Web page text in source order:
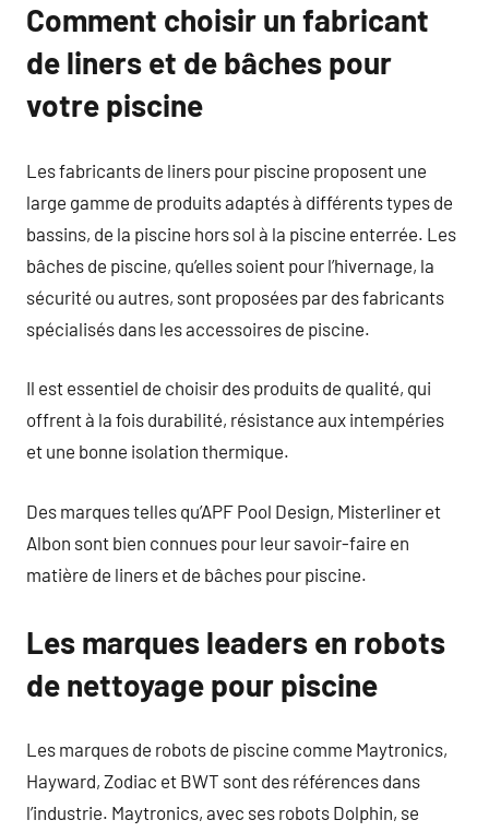
Comment choisir un fabricant
de liners et de bâches pour
votre piscine
Les fabricants de liners pour piscine proposent une
large gamme de produits adaptés à différents types de
bassins, de la piscine hors sol à la piscine enterrée. Les
bâches de piscine, qu’elles soient pour l’hivernage, la
sécurité ou autres, sont proposées par des fabricants
spécialisés dans les accessoires de piscine.
Il est essentiel de choisir des produits de qualité, qui
offrent à la fois durabilité, résistance aux intempéries
et une bonne isolation thermique.
Des marques telles qu’APF Pool Design, Misterliner et
Albon sont bien connues pour leur savoir-faire en
matière de liners et de bâches pour piscine.
Les marques leaders en robots
de nettoyage pour piscine
Les marques de robots de piscine comme Maytronics,
Hayward, Zodiac et BWT sont des références dans
l’industrie. Maytronics, avec ses robots Dolphin, se